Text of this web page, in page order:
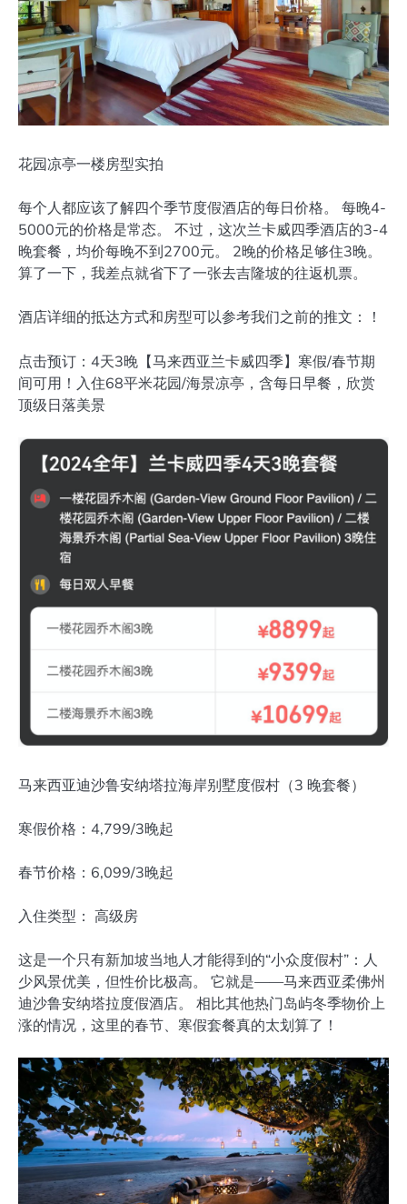
花园凉亭一楼房型实拍
每个人都应该了解四个季节度假酒店的每日价格。 每晚4-
5000元的价格是常态。 不过，这次兰卡威四季酒店的3-4
晚套餐，均价每晚不到2700元。 2晚的价格足够住3晚。
算了一下，我差点就省下了一张去吉隆坡的往返机票。 ‍
酒店详细的抵达方式和房型可以参考我们之前的推文：！
点击预订：4天3晚【马来西亚兰卡威四季】寒假/春节期
间可用！入住68平米花园/海景凉亭，含每日早餐，欣赏
顶级日落美景
马来西亚迪沙鲁安纳塔拉海岸别墅度假村（3 晚套餐）
寒假价格：4,799/3晚起
春节价格：6,099/3晚起
入住类型： 高级房
这是一个只有新加坡当地人才能得到的“小众度假村”：人
少风景优美，但性价比极高。 它就是——马来西亚柔佛州
迪沙鲁安纳塔拉度假酒店。 相比其他热门岛屿冬季物价上
涨的情况，这里的春节、寒假套餐真的太划算了！